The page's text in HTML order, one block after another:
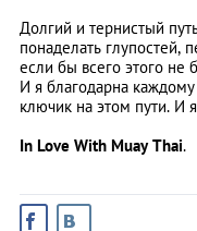
Долгий и тернистый
понаделать глупостей,
если бы всего этого не
И я благодарна
ключик на этом пути. И
In Love With Muay Thai.